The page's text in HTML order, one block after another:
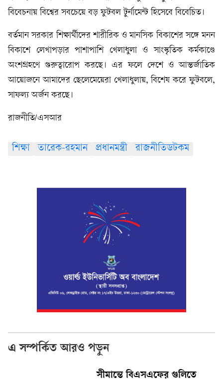
বিবেচনায় বিশ্বের সবচেয়ে বড় ফুটবল টুর্নামেন্ট হিসেবে বিবেচিত।
বর্তমান সরকার শিক্ষার্থীদের শারীরিক ও মানসিক বিকাশের সঙ্গে মনন
বিকাশে লেখাপড়ার পাশাপাশি খেলাধুলা ও সাংস্কৃতিক কর্মকাণ্ডে
অংশগ্রহণে গুরুত্বারোপ করছে। এর ফলে দেশে ও আন্তর্জাতিক
আয়োজনে আমাদের ছেলেমেয়েরা খেলাধুলায়, বিশেষ করে ফুটবলে,
সাফল্য অর্জন করছে।
রাজনীতি/এসআর
শিক্ষা তারেক-রহমান প্রধানমন্ত্রী রাজনীতিডটকম
এ সম্পর্কিত আরও পড়ুন
সীমান্তে বিএসএফের গুলিতে